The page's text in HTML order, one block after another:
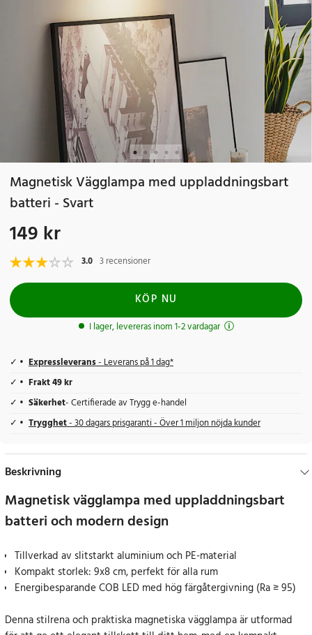
Magnetisk Vägglampa med uppladdningsbart
batteri - Svart
Pris:149 kr
149 kr
3.0 3 recensioner
KÖP NU
I lager, levereras inom 1-2 vardagar
Expressleverans- Leverans på 1 dag*
Frakt 49 kr
Säkerhet- Certifierade av Trygg e-handel
Trygghet- 30 dagars prisgaranti - Över 1 miljon nöjda kunder
Beskrivning
Magnetisk vägglampa med uppladdningsbart
batteri och modern design
Tillverkad av slitstarkt aluminium och PE-material
Kompakt storlek: 9x8 cm, perfekt för alla rum
Energibesparande COB LED med hög färgåtergivning (Ra ≥ 95)
Denna stilrena och praktiska magnetiska vägglampa är utformad